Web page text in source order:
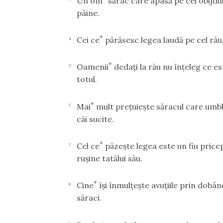
pâine.
4 Cei ce* părăsesc legea laudă pe cel
5 Oamenii* dedaţi la rău nu înţeleg ce
totul.
6 Mai* mult preţuieşte săracul care
căi sucite.
7 Cel ce* păzeşte legea este un fiu
ruşine tatălui său.
8 Cine* îşi înmulţeşte avuţiile prin
săraci.